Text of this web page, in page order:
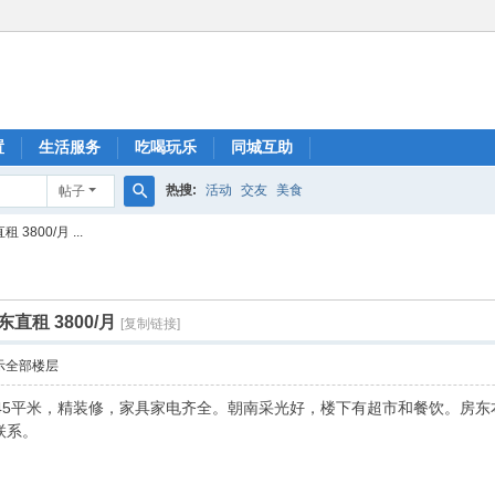
生活服务 吃喝玩乐 同城互助
帖子 热搜: 活动 交友 美食
租 3800/月 ...
直租 3800/月 [复制链接]
全部楼层
平米，精装修，家具家电齐全。朝南采光好，楼下有超市和餐饮。房
。